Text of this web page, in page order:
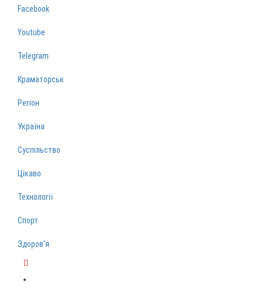
Facebook
Youtube
Telegram
Краматорськ
Регіон
Україна
Суспільство
Цікаво
Технології
Спорт
Здоров‘я